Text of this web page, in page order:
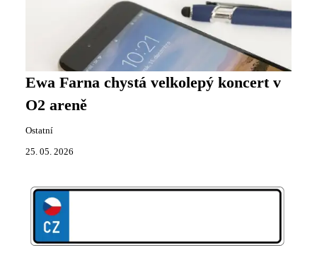
Ewa Farna chystá velkolepý koncert v
O2 areně
Ostatní
25. 05. 2026